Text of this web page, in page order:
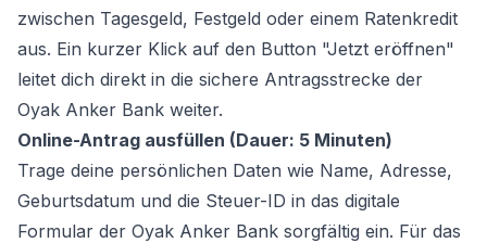
zwischen Tagesgeld, Festgeld oder einem Ratenkredit
aus. Ein kurzer Klick auf den Button "Jetzt eröffnen"
leitet dich direkt in die sichere Antragsstrecke der
Oyak Anker Bank weiter.
Online-Antrag ausfüllen (Dauer: 5 Minuten)
Trage deine persönlichen Daten wie Name, Adresse,
Geburtsdatum und die Steuer-ID in das digitale
Formular der Oyak Anker Bank sorgfältig ein. Für das